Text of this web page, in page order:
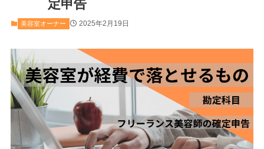
定申告
美容室オーナー 2025年2月19日